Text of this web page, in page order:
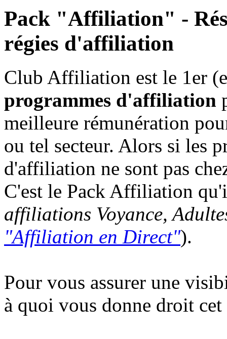
Pack "Affiliation" -
régies d'affiliation
Club Affiliation est le 1er
programmes d'affiliation
meilleure rémunération
ou tel secteur. Alors si les
d'affiliation ne sont pas
C'est le Pack Affiliation
affiliations Voyance,
"Affiliation en Direct").
Pour vous assurer une
à quoi vous donne droit